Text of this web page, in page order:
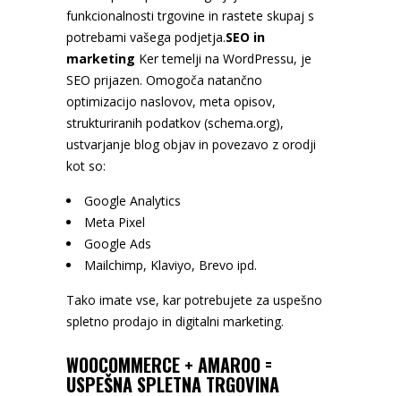
funkcionalnosti trgovine in rastete skupaj s
potrebami vašega podjetja.SEO in
marketing Ker temelji na WordPressu, je
SEO prijazen. Omogoča natančno
optimizacijo naslovov, meta opisov,
strukturiranih podatkov (schema.org),
ustvarjanje blog objav in povezavo z orodji
kot so:
Google Analytics
Meta Pixel
Google Ads
Mailchimp, Klaviyo, Brevo ipd.
Tako imate vse, kar potrebujete za uspešno
spletno prodajo in digitalni marketing.
WOOCOMMERCE + AMAROO =
USPEŠNA SPLETNA TRGOVINA